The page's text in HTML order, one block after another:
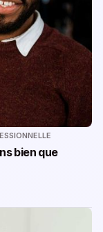
bien que